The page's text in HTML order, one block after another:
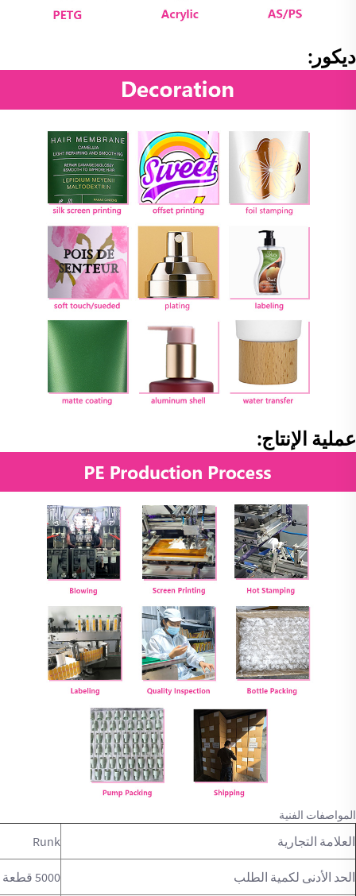
ديكور:
عملية الإنتاج:
المواصفات الفنية
العلامة التجارية Runk
الحد الأدنى لكمية الطلب 5000 قطعة